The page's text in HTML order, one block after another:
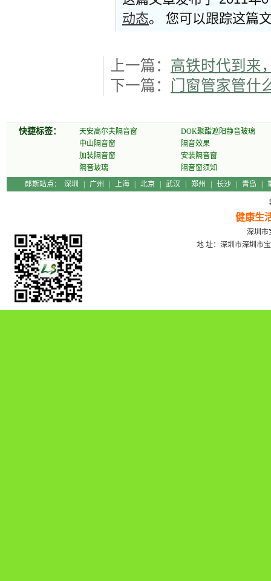
动态。 您可以跟踪这篇
上一篇： 高铁时代到来
下一篇： 门窗管家管什
快捷标签： 天安高尔夫隔音窗
DOK聚酯遮阳静音玻璃
中山隔音窗
隔音效果
加装隔音窗
安装隔音窗
隔音玻璃
隔音窗须知
郎斯站点：
深圳 广州 上海 北京 武汉 郑州 长沙 青岛
健康生
深圳市
地 址：深圳市深圳市